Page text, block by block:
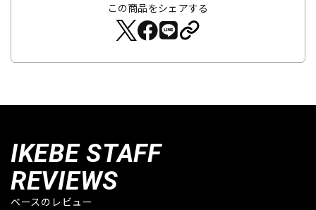
この商品をシェアする
IKEBE STAFF
REVIEWS
ベースのレビュー